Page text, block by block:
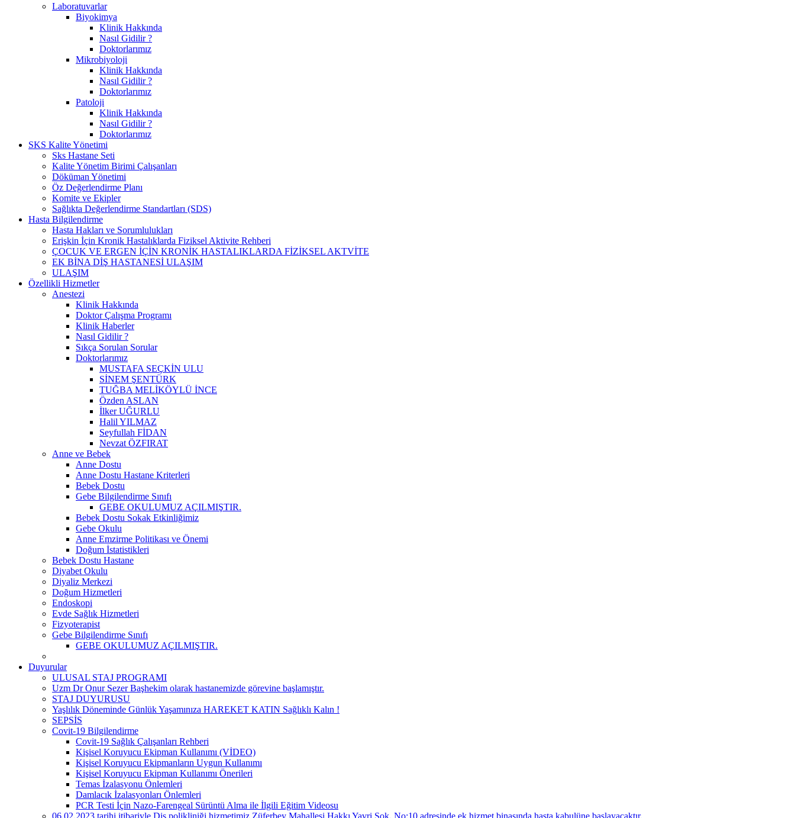
Laboratuvarlar
Biyokimya
Klinik Hakkında
Nasıl Gidilir ?
Doktorlarımız
Mikrobiyoloji
Klinik Hakkında
Nasıl Gidilir ?
Doktorlarımız
Patoloji
Klinik Hakkında
Nasıl Gidilir ?
Doktorlarımız
SKS Kalite Yönetimi
Sks Hastane Seti
Kalite Yönetim Birimi Çalışanları
Döküman Yönetimi
Öz Değerlendirme Planı
Komite ve Ekipler
Sağlıkta Değerlendirme Standartları (SDS)
Hasta Bilgilendirme
Hasta Hakları ve Sorumlulukları
Erişkin İçin Kronik Hastalıklarda Fiziksel Aktivite Rehberi
ÇOCUK VE ERGEN İÇİN KRONİK HASTALIKLARDA FİZİKSEL AKTVİTE
EK BİNA DİŞ HASTANESİ ULAŞIM
ULAŞIM
Özellikli Hizmetler
Anestezi
Klinik Hakkında
Doktor Çalışma Programı
Klinik Haberler
Nasıl Gidilir ?
Sıkça Sorulan Sorular
Doktorlarımız
MUSTAFA SEÇKİN ULU
SİNEM ŞENTÜRK
TUĞBA MELİKÖYLÜ İNCE
Özden ASLAN
İlker UĞURLU
Halil YILMAZ
Seyfullah FİDAN
Nevzat ÖZFIRAT
Anne ve Bebek
Anne Dostu
Anne Dostu Hastane Kriterleri
Bebek Dostu
Gebe Bilgilendirme Sınıfı
GEBE OKULUMUZ AÇILMIŞTIR.
Bebek Dostu Sokak Etkinliğimiz
Gebe Okulu
Anne Emzirme Politikası ve Önemi
Doğum İstatistikleri
Bebek Dostu Hastane
Diyabet Okulu
Diyaliz Merkezi
Doğum Hizmetleri
Endoskopi
Evde Sağlık Hizmetleri
Fizyoterapist
Gebe Bilgilendirme Sınıfı
GEBE OKULUMUZ AÇILMIŞTIR.
Duyurular
ULUSAL STAJ PROGRAMI
Uzm Dr Onur Sezer Başhekim olarak hastanemizde görevine başlamıştır.
STAJ DUYURUSU
Yaşlılık Döneminde Günlük Yaşamınıza HAREKET KATIN Sağlıklı Kalın !
SEPSİS
Covit-19 Bilgilendirme
Covit-19 Sağlık Çalışanları Rehberi
Kişisel Koruyucu Ekipman Kullanımı (VİDEO)
Kişisel Koruyucu Ekipmanların Uygun Kullanımı
Kişisel Koruyucu Ekipman Kullanımı Önerileri
Temas İzalasyonu Önlemleri
Damlacık İzalasyonları Önlemleri
PCR Testi İçin Nazo-Farengeal Sürüntü Alma ile İlgili Eğitim Videosu
06.02.2023 tarihi itibariyle Diş polikliniği hizmetimiz Züferbey Mahallesi Hakkı Yavri Sok. No:10 adresinde ek hizmet binasında hasta kabulüne başlayacaktır.